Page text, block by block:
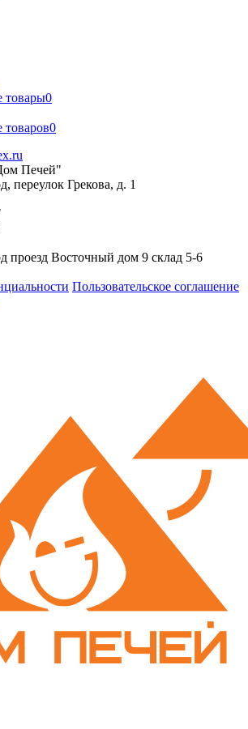
товары0
товаров0
Печей"
переулок Грекова, д. 1
проезд Восточный дом 9 склад 5-6
Пользовательское соглашение